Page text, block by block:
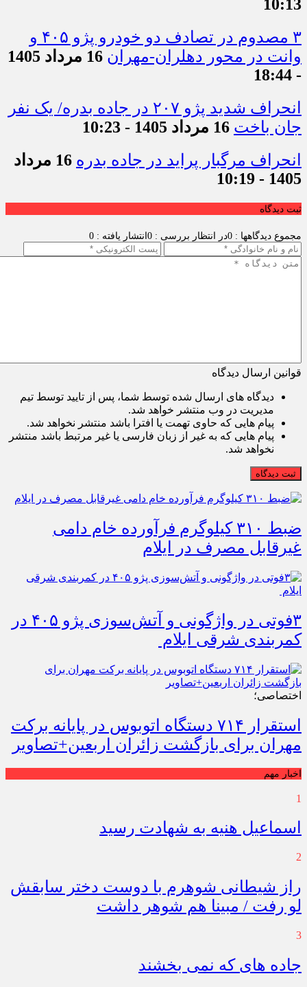
10:13
۳ مصدوم در تصادف دو خودرو پژو ۴۰۵ و
وانت در محور دهلران-مهران
16 مرداد 1405
- 18:44
انحراف شدید پژو ۲۰۷ در جاده بدره/ یک نفر
جان باخت 16 مرداد 1405 - 10:23
انحراف مرگبار پراید در جاده بدره
16 مرداد
1405 - 10:19
ثبت دیدگاه
مجموع دیدگاهها : 0 در انتظار بررسی : 0 انتشار یافته : 0
قوانین ارسال دیدگاه
دیدگاه های ارسال شده توسط شما، پس از تایید توسط تیم
مدیریت در وب منتشر خواهد شد.
پیام هایی که حاوی تهمت یا افترا باشد منتشر نخواهد شد.
پیام هایی که به غیر از زبان فارسی یا غیر مرتبط باشد منتشر
نخواهد شد.
ثبت دیدگاه
ضبط ۳۱۰ کیلوگرم فرآورده خام دامی
غیرقابل مصرف در ایلام
۳فوتی در واژگونی و آتش‌سوزی پژو ۴۰۵ در
کمربندی شرقی ایلام
اختصاصی؛
استقرار ۷۱۴ دستگاه اتوبوس در پایانه برکت
مهران برای بازگشت زائران اربعین+تصاویر
اخبار مهم
1
اسماعیل هنیه به شهادت رسید
2
راز شیطانی شوهرم با دوست دختر سابقش
لو رفت / مبینا هم شوهر داشت
3
جاده های که نمی بخشند